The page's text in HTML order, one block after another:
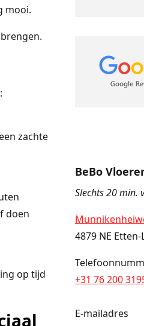
mooi.
zachte
doen
op tijd
BeBo
Slechts 20 min.
4879 NE
+31 76 200
E-mailadres